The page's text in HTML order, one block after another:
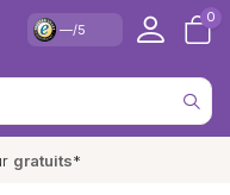
—/5
0
prix